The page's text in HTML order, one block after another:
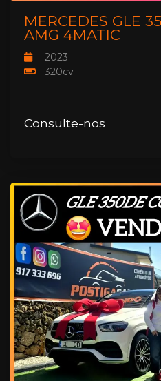
MERCEDES GLE
AMG 4MATIC
2023
320cv
Consulte-nos